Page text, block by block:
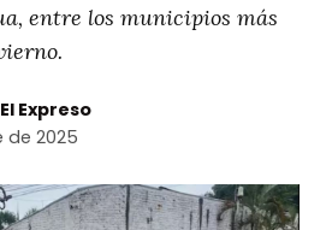
entre los municipios más
Expreso
de 2025